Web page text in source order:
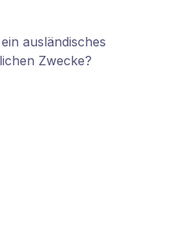
ausländisches
Zwecke?